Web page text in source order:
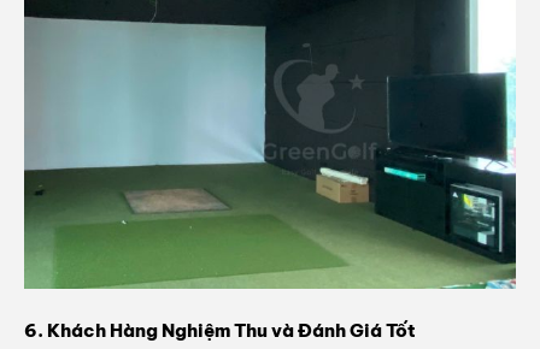
Voucher sẽ được GreenGolf gửi trực tiếp vào số điện thoại bạn cung
cấp (Áp dụng cho đơn hàng trên 1.000.000VNĐ)
6. Khách Hàng Nghiệm Thu và Đánh Giá Tốt